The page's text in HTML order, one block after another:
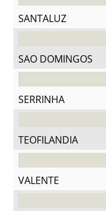
SANTALUZ
SAO DOMINGOS
SERRINHA
TEOFILANDIA
VALENTE